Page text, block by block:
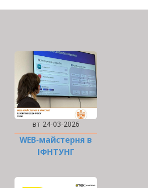
вт 24-03-2026
WEB-майстерня в
ІФНТУНГ